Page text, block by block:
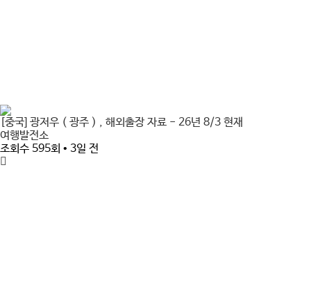
[중국] 광저우 ( 광주 ) , 해외출장 자료 - 26년 8/3 현재
여행발전소
조회수 595회 • 3일 전